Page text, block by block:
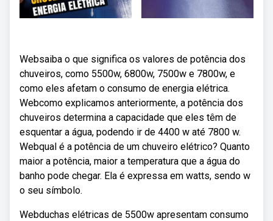
Websaiba o que significa os valores de potência dos
chuveiros, como 5500w, 6800w, 7500w e 7800w, e
como eles afetam o consumo de energia elétrica.
Webcomo explicamos anteriormente, a potência dos
chuveiros determina a capacidade que eles têm de
esquentar a água, podendo ir de 4400 w até 7800 w.
Webqual é a potência de um chuveiro elétrico? Quanto
maior a potência, maior a temperatura que a água do
banho pode chegar. Ela é expressa em watts, sendo w
o seu símbolo.
Webduchas elétricas de 5500w apresentam consumo